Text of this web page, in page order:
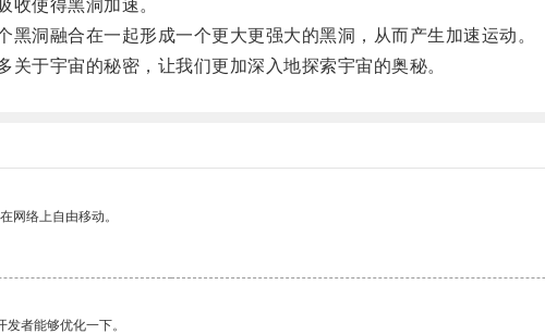
使得黑洞加速。
洞融合在一起形成一个更大更强大的黑洞，从而产生加速运动。
于宇宙的秘密，让我们更加深入地探索宇宙的奥秘。
网络上自由移动。
者能够优化一下。